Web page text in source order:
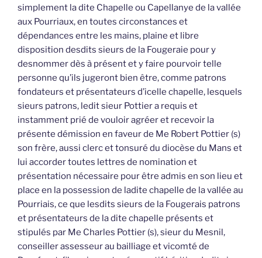
simplement la dite Chapelle ou Capellanye de la vallée
aux Pourriaux, en toutes circonstances et
dépendances entre les mains, plaine et libre
disposition desdits sieurs de la Fougeraie pour y
desnommer dès à présent et y faire pourvoir telle
personne qu’ils jugeront bien être, comme patrons
fondateurs et présentateurs d’icelle chapelle, lesquels
sieurs patrons, ledit sieur Pottier a requis et
instamment prié de vouloir agréer et recevoir la
présente démission en faveur de Me Robert Pottier (s)
son frère, aussi clerc et tonsuré du diocèse du Mans et
lui accorder toutes lettres de nomination et
présentation nécessaire pour être admis en son lieu et
place en la possession de ladite chapelle de la vallée au
Pourriais, ce que lesdits sieurs de la Fougerais patrons
et présentateurs de la dite chapelle présents et
stipulés par Me Charles Pottier (s), sieur du Mesnil,
conseiller assesseur au bailliage et vicomté de